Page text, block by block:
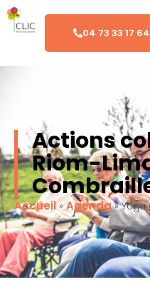
04 73 33 17 64
Actions
Riom-
Accueil»Agenda»Yoga